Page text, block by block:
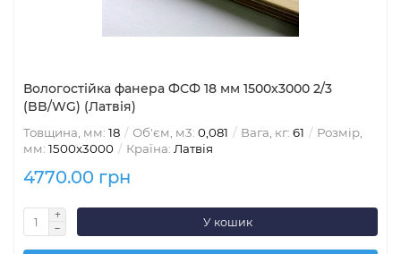
Вологостійка фанера ФСФ 18 мм 1500х3000 2/3
(BB/WG) (Латвія)
Товщина, мм: 18 Об'єм, м3: 0,081 Вага, кг: 61
Розмір,
мм: 1500х3000 Країна: Латвія
4770.00 грн
У кошик